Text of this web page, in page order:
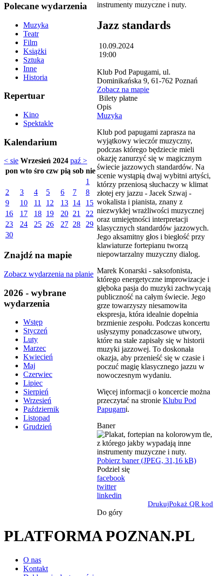
Polecane wydarzenia
Muzyka
Teatr
Film
Książki
Sztuka
Inne
Historia
Repertuar
Kino
Spektakle
Kalendarium
< sie Wrzesień 2024 paź >
pon wto śro czw pią sob nie
1
2
3 4 5 6 7
8
9
10 11 12 13 14
15
16
17 18 19 20 21
22
23
24 25 26 27 28
29
30
Znajdź na mapie
Zobacz wydarzenia na planie
2026 - wybrane
wydarzenia
Wstęp
Styczeń
Luty
Marzec
Kwiecień
Maj
Czerwiec
Lipiec
Sierpień
Wrzesień
Październik
Listopad
Grudzień
Jazz standards
10.09.2024
19:00
Klub Pod Papugami, ul.
Dominikańska 9, 61-762 Poznań
Zobacz na mapie
Bilety płatne
Opis
Muzyka
Klub pod papugami zaprasza na
wyjątkowy wieczór muzyczny,
podczas którego będziecie mieli
okazję zanurzyć się w magicznym
świecie jazzowych standardów. Na
scenie wystąpią dwaj wybitni artyści,
którzy przeniosą słuchaczy w klimat
złotej ery jazzu - Jacek Szwaj -
wokalista i pianista, znany z
niezwykłej wrażliwości muzycznej
oraz umiejętności interpretacji
klasycznych standardów jazzowych.
Jego aksamitny głos i biegłość przy
klawiaturze fortepianu tworzą
niepowtarzalny muzyczny dialog.
Marek Konarski - saksofonista,
którego energetyczne improwizacje i
głęboka pasja do muzyki zachwycają
publiczność na całym świecie. Jego
grze towarzyszy niesamowita
ekspresja, która idealnie dopełnia
brzmienie zespołu. Podczas koncertu
usłyszymy ponadczasowe utwory,
które na stałe zapisały się w historii
muzyki jazzowej. To doskonała
okazja, aby przenieść się w czasie i
poczuć magię klasycznego jazzu w
nowoczesnym wydaniu.
Więcej informacji o koncercie można
przeczytać na stronie Klubu Pod
Papugami.
Baner
Pobierz baner (JPEG, 31,16 kB)
Podziel się
facebook
twitter
linkedin
DrukujPokaż QR kod
Do góry
PLATFORMA POZNAN.PL
O nas
Kontakt